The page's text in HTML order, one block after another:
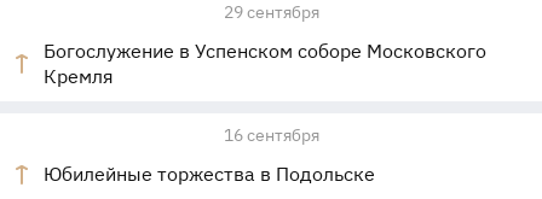
29 сентября
Богослужение в Успенском соборе Московского
Кремля
16 сентября
Юбилейные торжества в Подольске